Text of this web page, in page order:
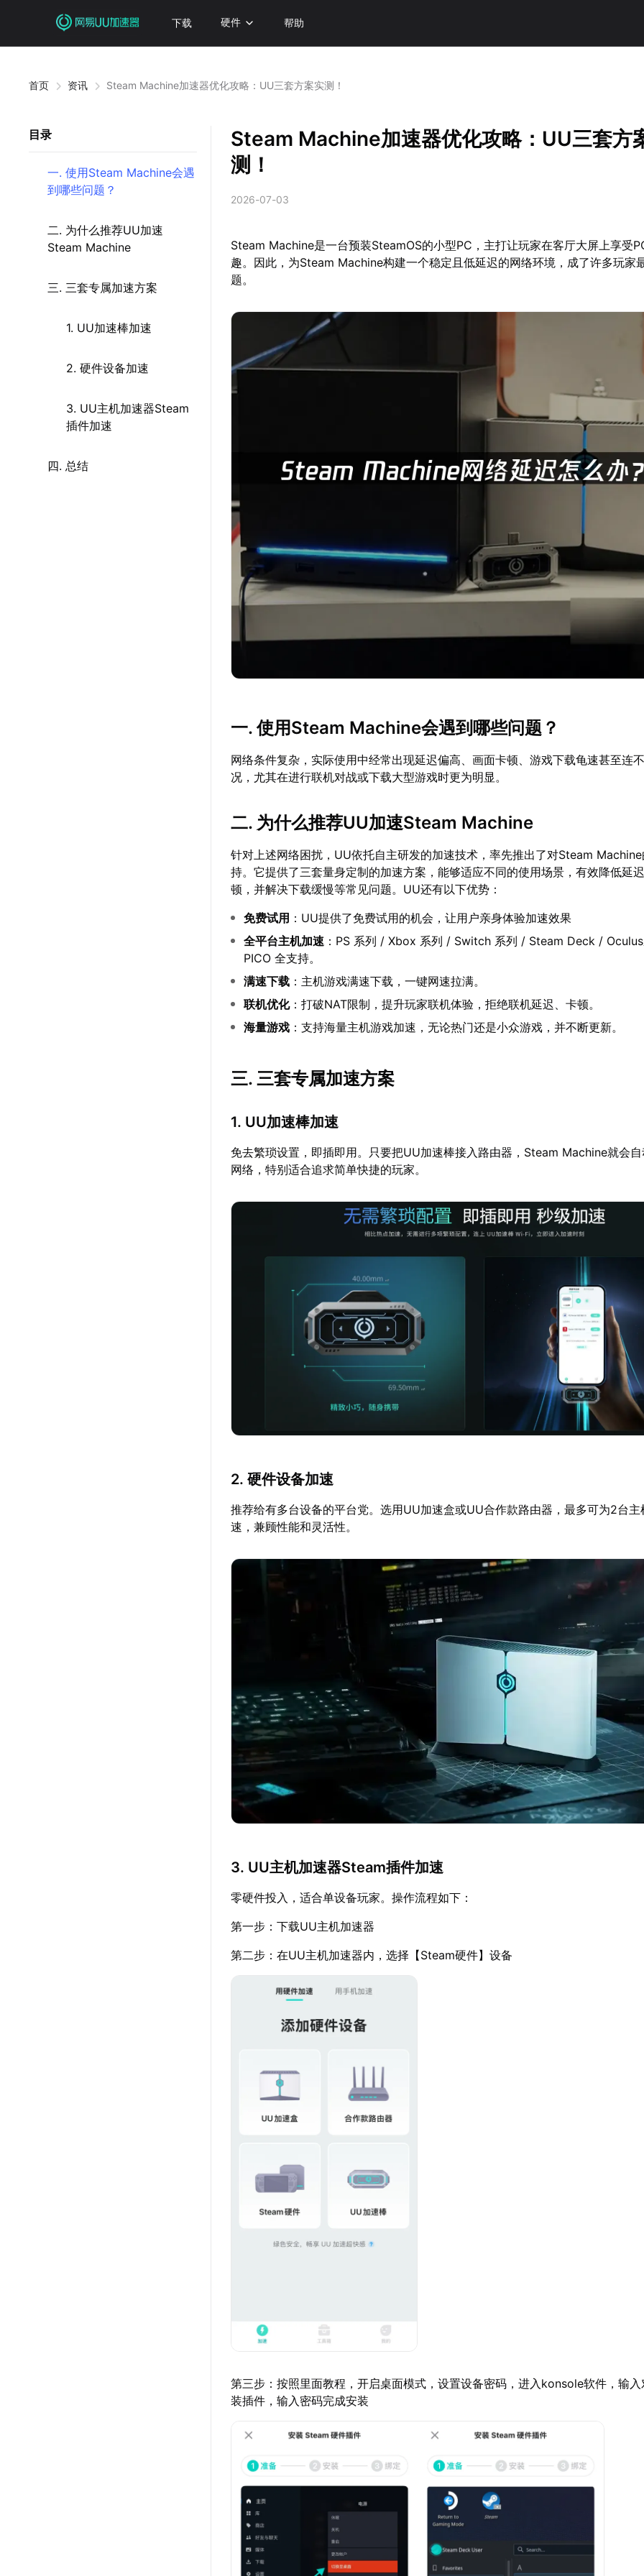
下载 硬件 帮助
首页 资讯 Steam Machine加速器优化攻略：UU三套方案实测！
目录
一. 使用Steam Machine会遇
到哪些问题？
二. 为什么推荐UU加速
Steam Machine
三. 三套专属加速方案
1. UU加速棒加速
2. 硬件设备加速
3. UU主机加速器Steam
插件加速
四. 总结
Steam Machine加速器优化攻略：UU三套方
测！
2026-07-03
Steam Machine是一台预装SteamOS的小型PC，主打让玩家在客厅大屏上享受
趣。因此，为Steam Machine构建一个稳定且低延迟的网络环境，成了许多玩家
题。
一. 使用Steam Machine会遇到哪些问题？
网络条件复杂，实际使用中经常出现延迟偏高、画面卡顿、游戏下载龟速甚至连
况，尤其在进行联机对战或下载大型游戏时更为明显。
二. 为什么推荐UU加速Steam Machine
针对上述网络困扰，UU依托自主研发的加速技术，率先推出了对Steam
持。它提供了三套量身定制的加速方案，能够适应不同的使用场景，有效降低延
顿，并解决下载缓慢等常见问题。UU还有以下优势：
免费试用 ：UU提供了免费试用的机会，让用户亲身体验加速效果
全平台主机加速 ：PS 系列 / Xbox 系列 / Switch 系列 / Steam Deck /
PICO 全支持。
满速下载 ：主机游戏满速下载，一键网速拉满。
联机优化：打破NAT限制，提升玩家联机体验，拒绝联机延迟、卡顿。
海量游戏 ：支持海量主机游戏加速，无论热门还是小众游戏，并不断更新。
三. 三套专属加速方案
1. UU加速棒加速
免去繁琐设置，即插即用。只要把UU加速棒接入路由器，Steam Machine就会
网络，特别适合追求简单快捷的玩家。
2. 硬件设备加速
推荐给有多台设备的平台党。选用UU加速盒或UU合作款路由器，最多可为2台主
速，兼顾性能和灵活性。
3. UU主机加速器Steam插件加速
零硬件投入，适合单设备玩家。操作流程如下：
第一步：下载UU主机加速器
第二步：在UU主机加速器内，选择【Steam硬件】设备
第三步：按照里面教程，开启桌面模式，设置设备密码，进入konsole软件，输
装插件，输入密码完成安装